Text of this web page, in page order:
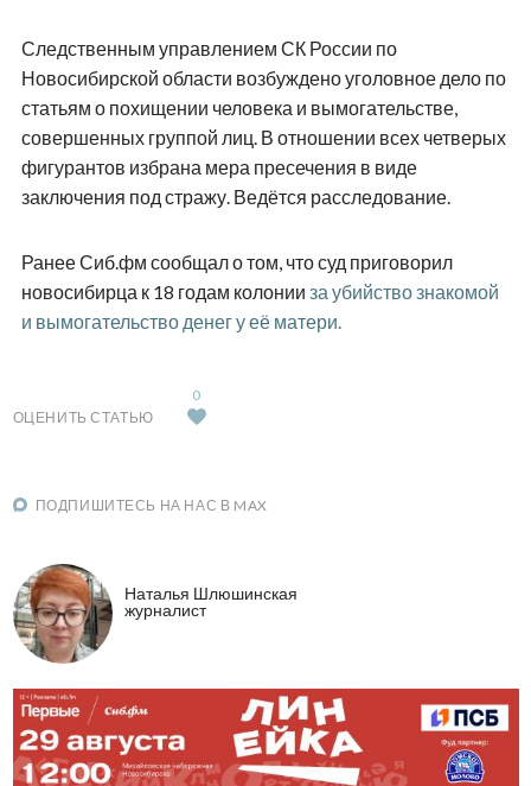
Следственным управлением СК России по
Новосибирской области возбуждено уголовное дело по
статьям о похищении человека и вымогательстве,
совершенных группой лиц. В отношении всех четверых
фигурантов избрана мера пресечения в виде
заключения под стражу. Ведётся расследование.
Ранее Сиб.фм сообщал о том, что суд приговорил
новосибирца к 18 годам колонии за убийство знакомой
и вымогательство денег у её матери.
ОЦЕНИТЬ СТАТЬЮ
0
ПОДПИШИТЕСЬ НА НАС В MAX
Наталья Шлюшинская
журналист